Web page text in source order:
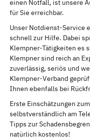
einen Notfall, ist unsere
für Sie erreichbar.
Unser Notdienst-Service
schnell zur Hilfe. Dabei
Klempner-Tätigkeiten es
Klempner sind reich an
zuverlässig, seriös und
Klempner-Verband
Ihnen ebenfalls bei
Erste Einschätzungen
selbstverständlich am
Tipps zur
natürlich kostenlos!